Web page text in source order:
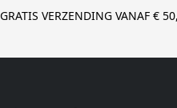
GRATIS VERZENDING VANAF €